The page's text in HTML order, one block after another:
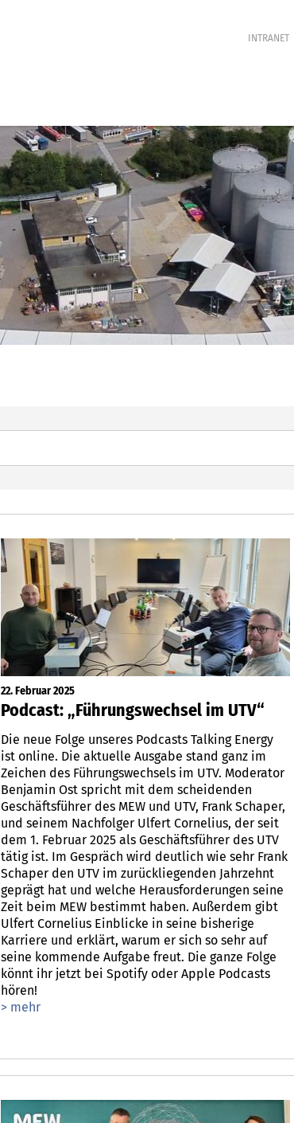
INTRANET
22. Februar 2025
Podcast: „Führungswechsel im UTV“
Die neue Folge unseres Podcasts Talking Energy
ist online. Die aktuelle Ausgabe stand ganz im
Zeichen des Führungswechsels im UTV. Moderator
Benjamin Ost spricht mit dem scheidenden
Geschäftsführer des MEW und UTV, Frank Schaper,
und seinem Nachfolger Ulfert Cornelius, der seit
dem 1. Februar 2025 als Geschäftsführer des UTV
tätig ist. Im Gespräch wird deutlich wie sehr Frank
Schaper den UTV im zurückliegenden Jahrzehnt
geprägt hat und welche Herausforderungen seine
Zeit beim MEW bestimmt haben. Außerdem gibt
Ulfert Cornelius Einblicke in seine bisherige
Karriere und erklärt, warum er sich so sehr auf
seine kommende Aufgabe freut. Die ganze Folge
könnt ihr jetzt bei Spotify oder Apple Podcasts
hören!
> mehr